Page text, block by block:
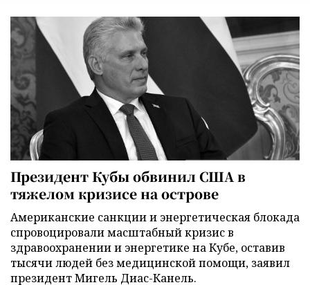
Президент Кубы обвинил США в
тяжелом кризисе на острове
Американские санкции и энергетическая блокада
спровоцировали масштабный кризис в
здравоохранении и энергетике на Кубе, оставив
тысячи людей без медицинской помощи, заявил
президент Мигель Диас-Канель.